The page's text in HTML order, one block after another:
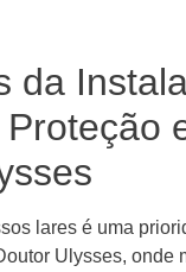
da
lares é uma
Ulysses, onde